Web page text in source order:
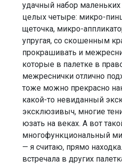
удачный набор
целых четыре: микро-
щеточка, микро-
упругая, со скошенным
прокрашивать и
которые в палетке в
межреснички отлично
тоже можно прекрасно
какой-то невиданный
эксклюзивыч, многие
юзать на веках. А вот
многофункциональный
— я считаю, прямо
встречала в других